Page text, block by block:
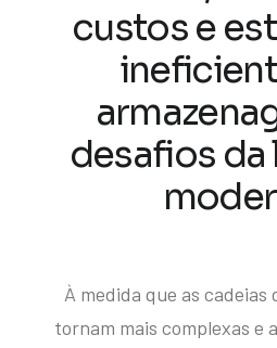
custos e
desafios
À medida que as cadeias
tornam mais complexas e